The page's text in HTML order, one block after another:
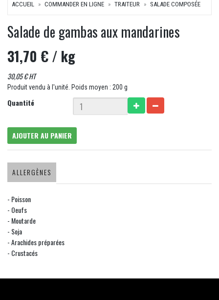
ACCUEIL COMMANDER EN LIGNE TRAITEUR SALADE COMPOSÉE
Salade de gambas aux mandarines
31,70 €/ kg
30,05 € HT
Produit vendu à l'unité. Poids moyen : 200 g
Quantité
AJOUTER AU PANIER
ALLERGÈNES
- Poisson
- Oeufs
- Moutarde
- Soja
- Arachides préparées
- Crustacés